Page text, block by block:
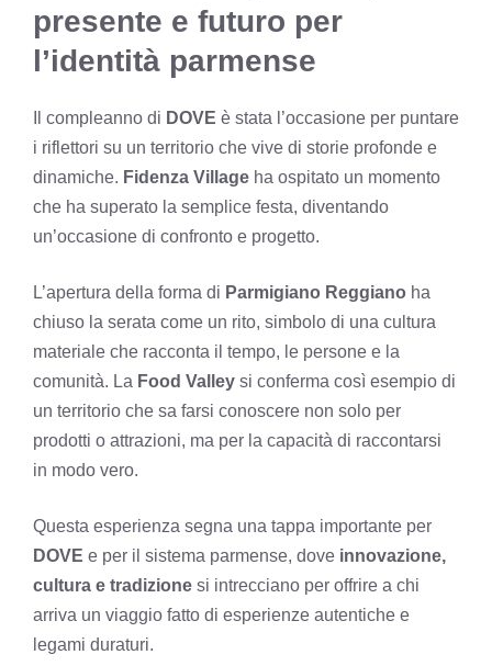
presente e futuro per
l’identità parmense
Il compleanno di DOVE è stata l’occasione per puntare
i riflettori su un territorio che vive di storie profonde e
dinamiche. Fidenza Village ha ospitato un momento
che ha superato la semplice festa, diventando
un’occasione di confronto e progetto.
L’apertura della forma di Parmigiano Reggiano ha
chiuso la serata come un rito, simbolo di una cultura
materiale che racconta il tempo, le persone e la
comunità. La Food Valley si conferma così esempio di
un territorio che sa farsi conoscere non solo per
prodotti o attrazioni, ma per la capacità di raccontarsi
in modo vero.
Questa esperienza segna una tappa importante per
DOVE e per il sistema parmense, dove innovazione,
cultura e tradizione si intrecciano per offrire a chi
arriva un viaggio fatto di esperienze autentiche e
legami duraturi.